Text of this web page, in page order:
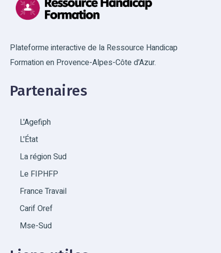
Plateforme interactive de la Ressource Handicap
Formation en Provence-Alpes-Côte d'Azur.
Partenaires
L'Agefiph
L'État
La région Sud
Le FIPHFP
France Travail
Carif Oref
Mse-Sud